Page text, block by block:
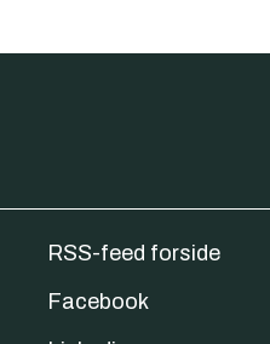
RSS-feed forside
Facebook